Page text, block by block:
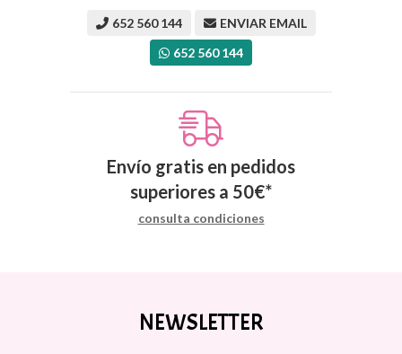
652 560 144
ENVIAR EMAIL
652 560 144
Envío gratis en pedidos
superiores a 50€*
consulta condiciones
NEWSLETTER